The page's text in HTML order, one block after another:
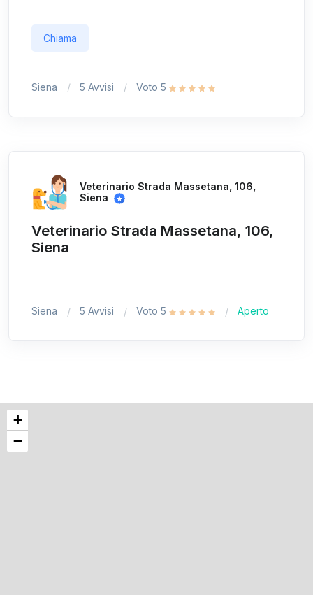
Chiama
Siena 5 Avvisi Voto 5
Veterinario Strada Massetana, 106,
Siena
Veterinario Strada Massetana, 106,
Siena
Siena 5 Avvisi Voto 5 Aperto
+
−